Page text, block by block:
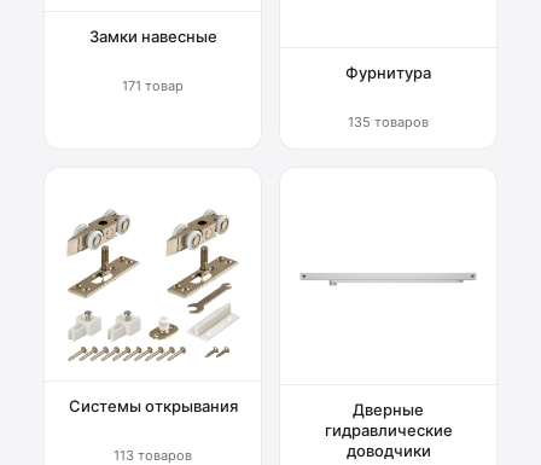
Замки навесные
171 товар
Фурнитура
135 товаров
Системы открывания
113 товаров
Дверные
гидравлические
доводчики